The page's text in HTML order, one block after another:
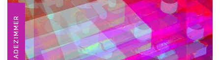
BADEZIMMER